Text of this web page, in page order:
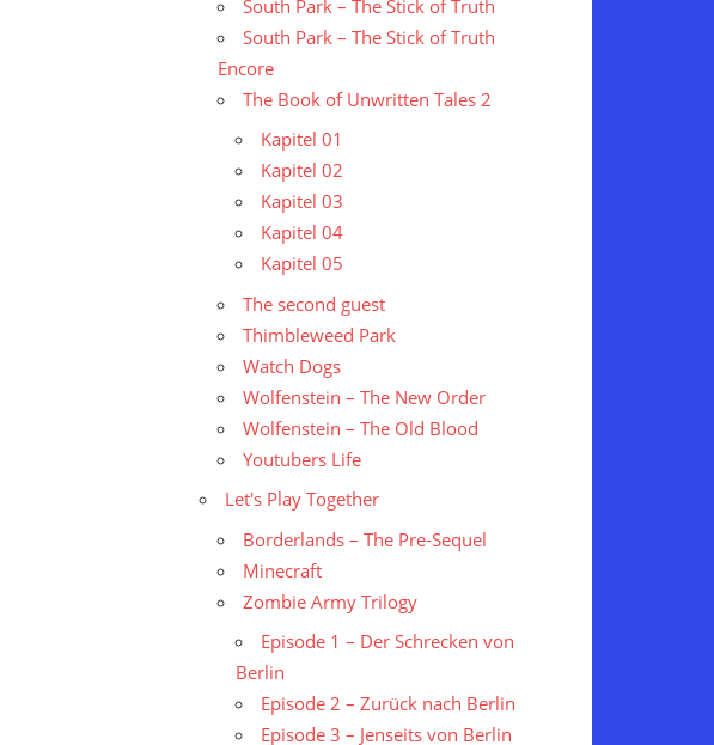
South Park – The Stick of Truth
South Park – The Stick of Truth
Encore
The Book of Unwritten Tales 2
Kapitel 01
Kapitel 02
Kapitel 03
Kapitel 04
Kapitel 05
The second guest
Thimbleweed Park
Watch Dogs
Wolfenstein – The New Order
Wolfenstein – The Old Blood
Youtubers Life
Let's Play Together
Borderlands – The Pre-Sequel
Minecraft
Zombie Army Trilogy
Episode 1 – Der Schrecken von
Berlin
Episode 2 – Zurück nach Berlin
Episode 3 – Jenseits von Berlin